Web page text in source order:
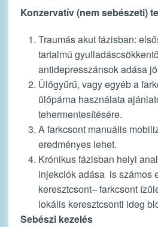
Konzervatív (nem sebészeti)
Traumás akut fázisban:
tartalmú
antidepresszánsok adása
Ülőgyűrű, vagy egyéb a
ülőpárna használata
tehermentesítésére.
A farkcsont manuális
eredményes lehet.
Krónikus fázisban helyi
injekciók adása is számos
keresztcsont– farkcsont
lokális keresztcsonti ideg
Sebészi kezelés